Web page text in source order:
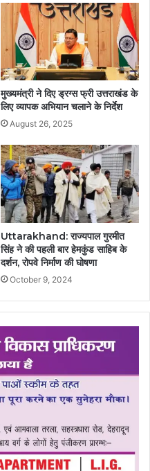
मुख्यमंत्री ने दिए ड्रग्स फ्री उत्तराखंड के
लिए व्यापक अभियान चलाने के निर्देश
August 26, 2025
Uttarakhand: राज्यपाल गुरमीत
सिंह ने की पहली बार हेमकुंड साहिब के
दर्शन, रोपवे निर्माण की घोषणा
October 9, 2024